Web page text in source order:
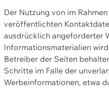
Der Nutzung von im
veröffentlichten
ausdrücklich angeforderter
Informationsmaterialien
Betreiber der Seiten
Schritte im Falle der
Werbeinformationen, etwa